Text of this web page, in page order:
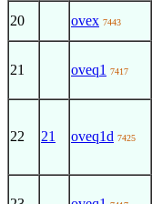
20 ovex 7443
21 oveq1 7417
22 21 oveq1d 7425